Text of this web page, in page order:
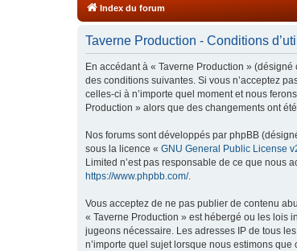
Index du forum
Taverne Production - Conditions
En accédant à « Taverne Production »
des conditions suivantes. Si vous n’acceptez
celles-ci à n’importe quel moment et nous
Production » alors que des changements ont
Nos forums sont développés par phpBB
sous la licence « GNU General Public License
Limited n’est pas responsable de ce que nous
https://www.phpbb.com/.
Vous acceptez de ne pas publier de contenu
« Taverne Production » est hébergé ou les lois
jugeons nécessaire. Les adresses IP de tous
n’importe quel sujet lorsque nous estimons